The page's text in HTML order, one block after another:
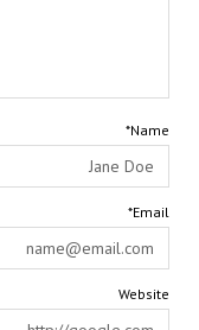
Name*
Email*
Website